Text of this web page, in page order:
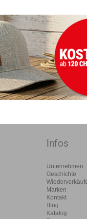
Infos
Unternehmen
Geschichte
Marken
Kontakt
Blog
Katalog